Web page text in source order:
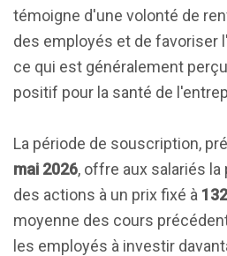
témoigne d'une volonté de
des employés et de favoriser l'
ce qui est généralement
positif pour la santé de
La période de souscription,
mai 2026, offre aux salariés
des actions à un prix fixé à
moyenne des cours
les employés à investir